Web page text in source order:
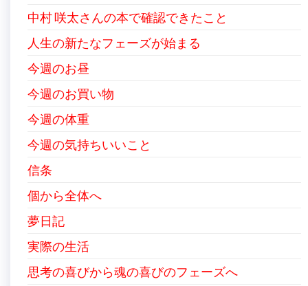
中村 咲太さんの本で確認できたこと
人生の新たなフェーズが始まる
今週のお昼
今週のお買い物
今週の体重
今週の気持ちいいこと
信条
個から全体へ
夢日記
実際の生活
思考の喜びから魂の喜びのフェーズへ